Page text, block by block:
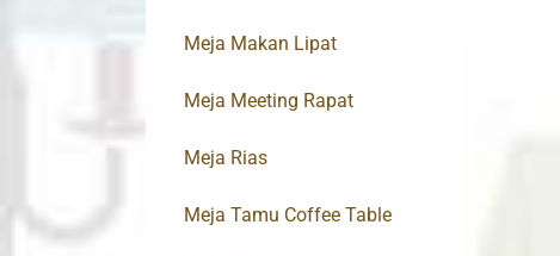
Meja Makan Lipat
Meja Meeting Rapat
Meja Rias
Meja Tamu Coffee Table